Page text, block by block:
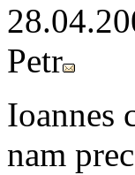
Petr
Ioannes
nam